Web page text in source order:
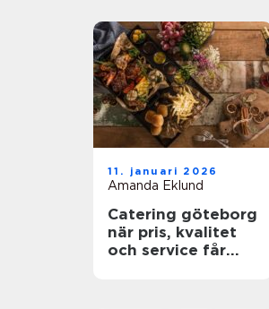
11. januari 2026
Amanda Eklund
Catering göteborg
när pris, kvalitet
och service får